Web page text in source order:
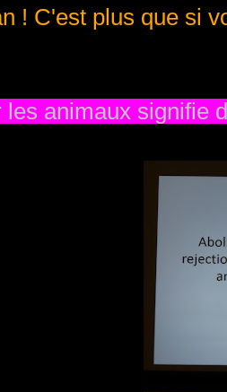
! C'est plus que si
les animaux signifie